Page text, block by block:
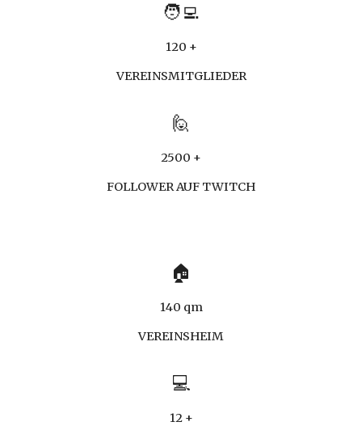
🧑‍💻
120 +
VEREINSMITGLIEDER
🙋
2500 +
FOLLOWER AUF TWITCH
🏠
140 qm
VEREINSHEIM
💻
12+